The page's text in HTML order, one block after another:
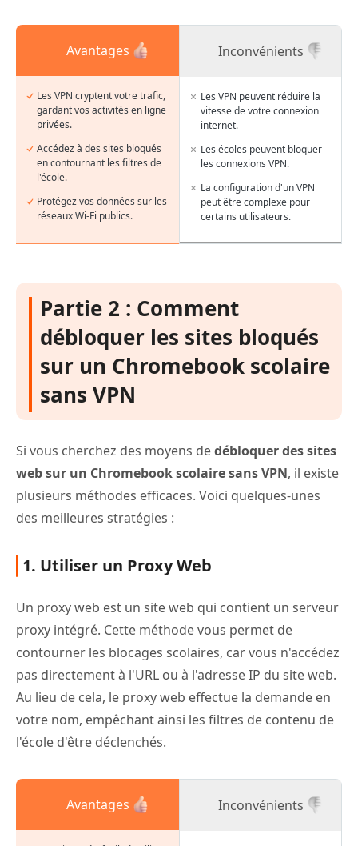
Avantages
Les VPN cryptent votre trafic,
gardant vos activités en ligne
privées.
Accédez à des sites bloqués
en contournant les filtres de
l'école.
Protégez vos données sur les
réseaux Wi-Fi publics.
Inconvénients
Les VPN peuvent réduire la
vitesse de votre connexion
internet.
Les écoles peuvent bloquer
les connexions VPN.
La configuration d'un VPN
peut être complexe pour
certains utilisateurs.
Partie 2 : Comment
débloquer les sites bloqués
sur un Chromebook scolaire
sans VPN
Si vous cherchez des moyens dedébloquer des sites
web sur un Chromebook scolaire sans VPN, il existe
plusieurs méthodes efficaces. Voici quelques-unes
des meilleures stratégies :
1. Utiliser un Proxy Web
Un proxy web est un site web qui contient un serveur
proxy intégré. Cette méthode vous permet de
contourner les blocages scolaires, car vous n'accédez
pas directement à l'URL ou à l'adresse IP du site web.
Au lieu de cela, le proxy web effectue la demande en
votre nom, empêchant ainsi les filtres de contenu de
l'école d'être déclenchés.
Avantages Inconvénients